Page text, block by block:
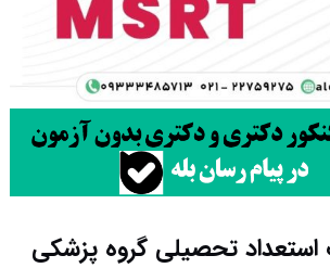
استعداد تحصیلی گروه پزشکی